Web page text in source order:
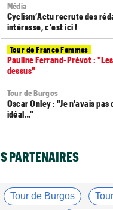
Média
Cyclism’Actu recrute des
intéresse, c'est ici !
Tour de France Femmes
Pauline Ferrand-Prévot :
dessus"
Tour de Burgos
Oscar Onley : "Je n'avais pas
idéal…"
déclassé
Julius Johansen remporte le
Emirates
PARTENAIRES
Tour de Burgos